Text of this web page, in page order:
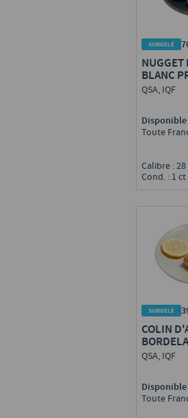
NUGGET
BLANC
QSA, IQF
Toute
Calibre :
Cond. : 1
COLIN
QSA, IQF
Toute